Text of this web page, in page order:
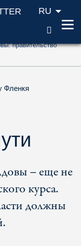
доступа
'2')
RU
правительство
Фленкя
– еще не
курса.
должны